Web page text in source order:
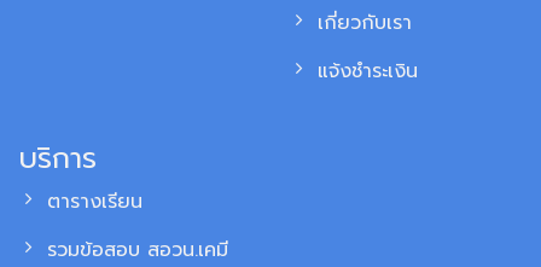
เกี่ยวกับเรา
แจ้งชำระเงิน
บริการ
ตารางเรียน
รวมข้อสอบ สอวน.เคมี